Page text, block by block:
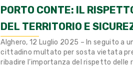
PORTO CONTE: IL
DEL TERRITORIO E
Alghero, 12 Luglio 2025 – In seguito a
cittadino multato per sosta vietata
ribadire l’importanza del rispetto delle